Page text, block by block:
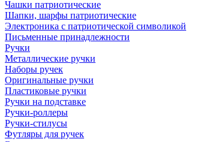
Чашки патриотические
Шапки, шарфы патриотические
Электроника с патриотической символикой
Письменные принадлежности
Ручки
Металлические ручки
Наборы ручек
Оригинальные ручки
Пластиковые ручки
Ручки на подставке
Ручки-роллеры
Ручки-стилусы
Футляры для ручек